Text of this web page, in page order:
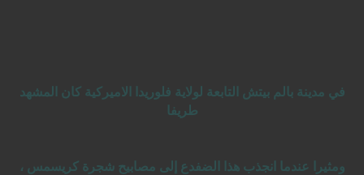
في مدينة بالم بيتش التابعة لولاية فلوريدا الاميركية كان المشهد
طريفا
ومثيرا عندما انجذب هذا الضفدع إلى مصابيح شجرة كريسمس ،